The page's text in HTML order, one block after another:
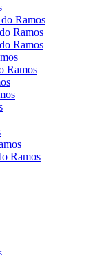
Ramos
Ramos
Ramos
Ramos
Ramos